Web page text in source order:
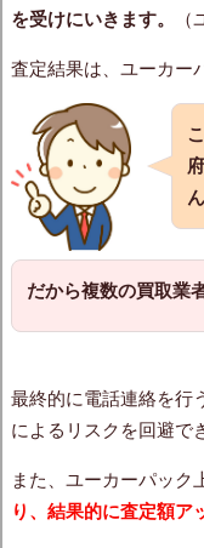
を受けにいきます。
査定結果は、ユーカー
だから複数の買取業
最終的に電話連絡を行
によるリスクを回避で
また、ユーカーパック
り、結果的に査定額ア